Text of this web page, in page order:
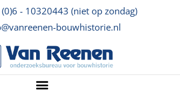
- 10320443 (niet op zondag)
bouwhistorie.nl